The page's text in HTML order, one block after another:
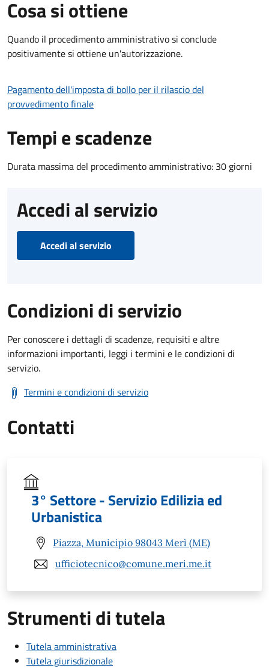
Cosa si ottiene
Quando il procedimento amministrativo si conclude
positivamente si ottiene un'autorizzazione.
Pagamento dell'imposta di bollo per il rilascio del
provvedimento finale
Tempi e scadenze
Durata massima del procedimento amministrativo: 30 giorni
Accedi al servizio
Accedi al servizio
Condizioni di servizio
Per conoscere i dettagli di scadenze, requisiti e altre
informazioni importanti, leggi i termini e le condizioni di
servizio.
Termini e condizioni di servizio
Contatti
3° Settore - Servizio Edilizia ed
Urbanistica
Piazza, Municipio 98043 Merì (ME)
ufficiotecnico@comune.meri.me.it
Strumenti di tutela
Tutela amministrativa
Tutela giurisdizionale